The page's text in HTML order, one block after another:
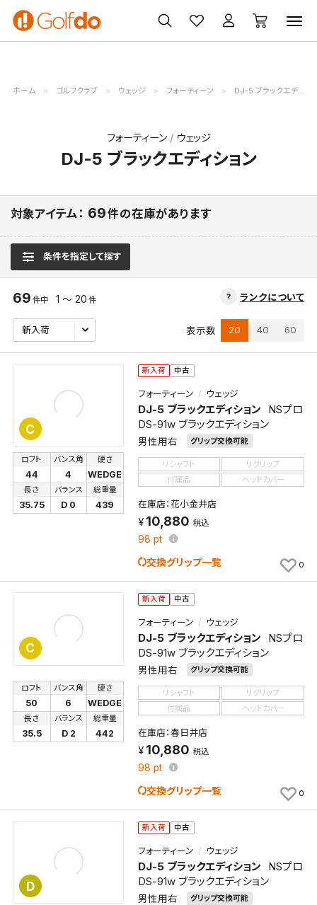
ゴルフ
クラブ
ゴルフ用品
買取
無料査定
クーポン
一覧
ホーム ゴルフクラブ ウェッジ フォーティーン DJ-5 ブラックエディション
フォーティーン ウェッジ
DJ-5 ブラックエディション
対象アイテム： 69件の在庫があります
条件を指定して探す
ランクについて
69 件中 1 ～ 20 件
表示数 20 40 60
C
新入荷 中古
フォーティーン ウェッジ
DJ-5 ブラックエディション
NSプロ
DS-91w ブラックエディション
男性用右 グリップ交換可能
ロフト
44
バンス角
4
硬さ
WEDGE
長さ
35.75
バランス
D 0
総重量
439
リシャフト
リグリップ
付属品
ヘッドカバー
在庫店：花小金井店
10,880 税込
98 pt
交換グリップ一覧 0
C
新入荷 中古
フォーティーン ウェッジ
DJ-5 ブラックエディション
NSプロ
DS-91w ブラックエディション
男性用右 グリップ交換可能
ロフト
50
バンス角
6
硬さ
WEDGE
長さ
35.5
バランス
D 2
総重量
442
リシャフト
リグリップ
付属品
ヘッドカバー
在庫店：春日井店
10,880 税込
98 pt
交換グリップ一覧 0
D
新入荷 中古
フォーティーン ウェッジ
DJ-5 ブラックエディション
NSプロ
DS-91w ブラックエディション
男性用右 グリップ交換可能